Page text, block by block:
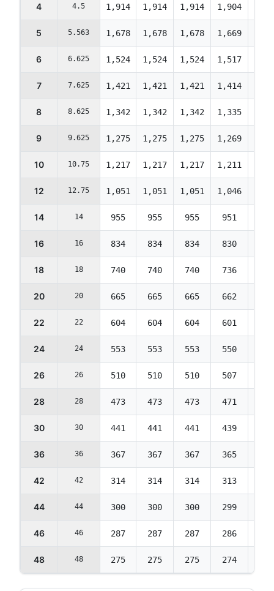
4 4.5 1,914 1,914 1,914 1,904
5 5.563 1,678 1,678 1,678 1,669
6 6.625 1,524 1,524 1,524 1,517
7 7.625 1,421 1,421 1,421 1,414
8 8.625 1,342 1,342 1,342 1,335
9 9.625 1,275 1,275 1,275 1,269
10 10.75 1,217 1,217 1,217 1,211
12 12.75 1,051 1,051 1,051 1,046
14 14 955 955 955 951
16 16 834 834 834 830
18 18 740 740 740 736
20 20 665 665 665 662
22 22 604 604 604 601
24 24 553 553 553 550
26 26 510 510 510 507
28 28 473 473 473 471
30 30 441 441 441 439
36 36 367 367 367 365
42 42 314 314 314 313
44 44 300 300 300 299
46 46 287 287 287 286
48 48 275 275 275 274